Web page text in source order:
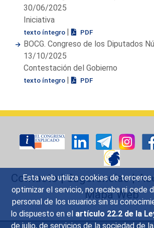
Esta web utiliza cookies de terceros
optimizar el servicio, no recaba ni cede
personal de los usuarios sin su
lo dispuesto en el artículo 22.2 de la
de julio, de servicios de la sociedad de
30/06/2025
Iniciativa
texto íntegro | PDF
BOCG. Congreso de los Diputados
13/10/2025
Contestación del Gobierno
texto íntegro | PDF
Contacto|Sugerencias|
Mapa Web